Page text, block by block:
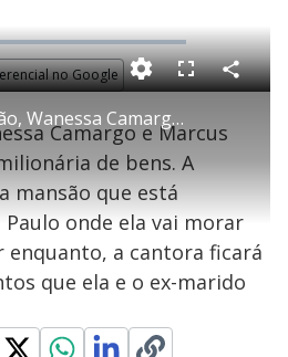
no Google
P
l
a
y
Após separação, Wanessa Camargo deve ficar com mansão que está construindo em SP
F
s
c
r
e
C
o
Camargo e Marcus
de bens. A
mansão que está
onde ela vai morar
enquanto, a cantora ficará
que ela e o ex-marido